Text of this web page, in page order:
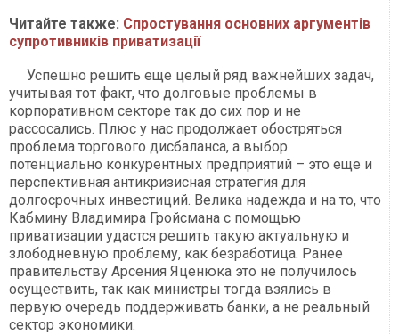
Читайте также: Спростування основних аргументів
супротивників приватизації
Успешно решить еще целый ряд важнейших задач,
учитывая тот факт, что долговые проблемы в
корпоративном секторе так до сих пор и не
рассосались. Плюс у нас продолжает обостряться
проблема торгового дисбаланса, а выбор
потенциально конкурентных предприятий – это еще и
перспективная антикризисная стратегия для
долгосрочных инвестиций. Велика надежда и на то, что
Кабмину Владимира Гройсмана с помощью
приватизации удастся решить такую актуальную и
злободневную проблему, как безработица. Ранее
правительству Арсения Яценюка это не получилось
осуществить, так как министры тогда взялись в
первую очередь поддерживать банки, а не реальный
сектор экономики.